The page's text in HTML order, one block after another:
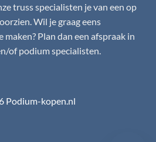
truss specialisten je van een op
Wil je graag eens
Plan dan een afspraak in
of podium specialisten.
Podium-kopen.nl